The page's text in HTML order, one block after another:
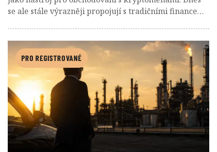
se ale stále výrazněji propojují s tradičními financemi.
amerických státních dluhopisů, takzvaných Treasury
Bills. Z kryptoměnových společností se tak stává nová
skupina investorů do amerického státního dluhu.
PRO REGISTROVANÉ